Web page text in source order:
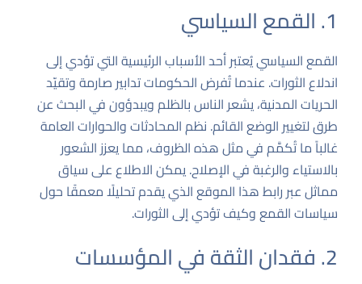
1. القمع السياسي
القمع السياسي يُعتبر أحد الأسباب الرئيسية التي تؤدي إلى
اندلاع الثورات. عندما تُفرض الحكومات تدابير صارمة وتقيّد
الحريات المدنية، يشعر الناس بالظلم ويبدؤون في البحث عن
طرق لتغيير الوضع القائم. نظم المحادثات والحوارات العامة
غالباً ما تُكمَّم في مثل هذه الظروف، مما يعزز الشعور
بالاستياء والرغبة في الإصلاح. يمكن الاطلاع على سياق
مماثل عبررابط هذا الموقعالذي يقدم تحليلًا معمقًا حول
سياسات القمع وكيف تؤدي إلى الثورات.
2. فقدان الثقة في المؤسسات